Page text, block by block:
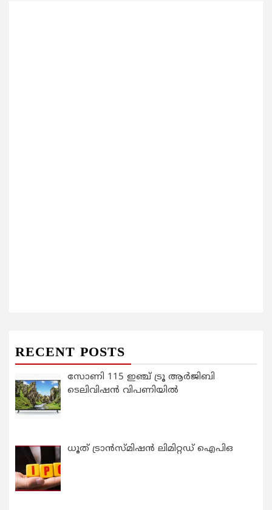
RECENT POSTS
സോണി 115 ഇഞ്ച് ട്രൂ ആർജിബി
ടെലിവിഷൻ വിപണിയിൽ
ധൂത് ട്രാൻസ്മിഷൻ ലിമിറ്റഡ് ഐപിഒ